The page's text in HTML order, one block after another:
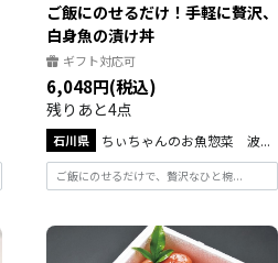
ご飯にのせるだけ！手軽に贅沢、
白身魚の漬け丼
ギフト対応可
6,048円(税込)
残りあと4点
石川県 ちぃちゃんのお魚惣菜 波...
ご飯にのせるだけで、贅沢なひと椀...